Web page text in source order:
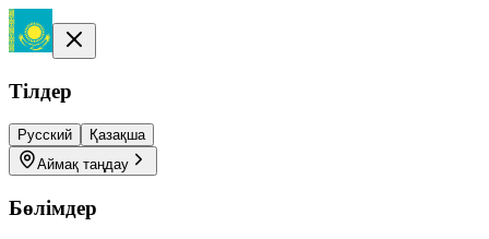
Тілдер
Русский
Қазақша
Аймақ таңдау
Бөлімдер